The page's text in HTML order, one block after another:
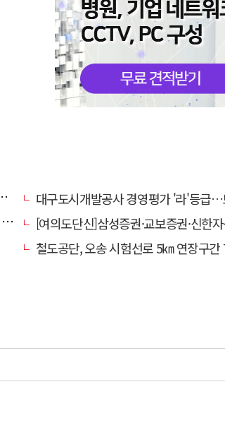
대구도시개발공사 경영평가 '라'등급…토지 판매 부
[여의도단신]삼성증권·교보증권·신한
철도공단, 오송 시험선로 5㎞ 연장구간 7일 조기 개